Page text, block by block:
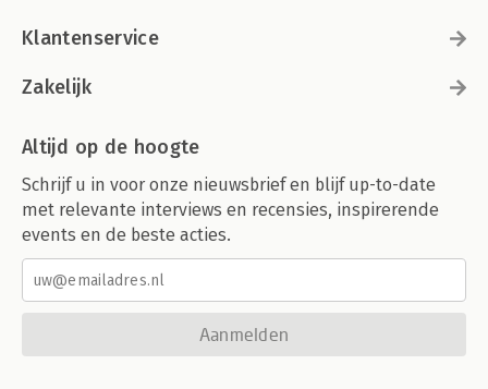
Klantenservice
Zakelijk
Altijd op de hoogte
Schrijf u in voor onze nieuwsbrief en blijf up-to-date
met relevante interviews en recensies, inspirerende
events en de beste acties.
Aanmelden